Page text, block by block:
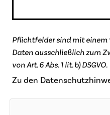
Zu den
Pflichtfelder sind mit einem
Daten ausschließlich zum
von Art. 6 Abs. 1 lit. b) DSGVO.